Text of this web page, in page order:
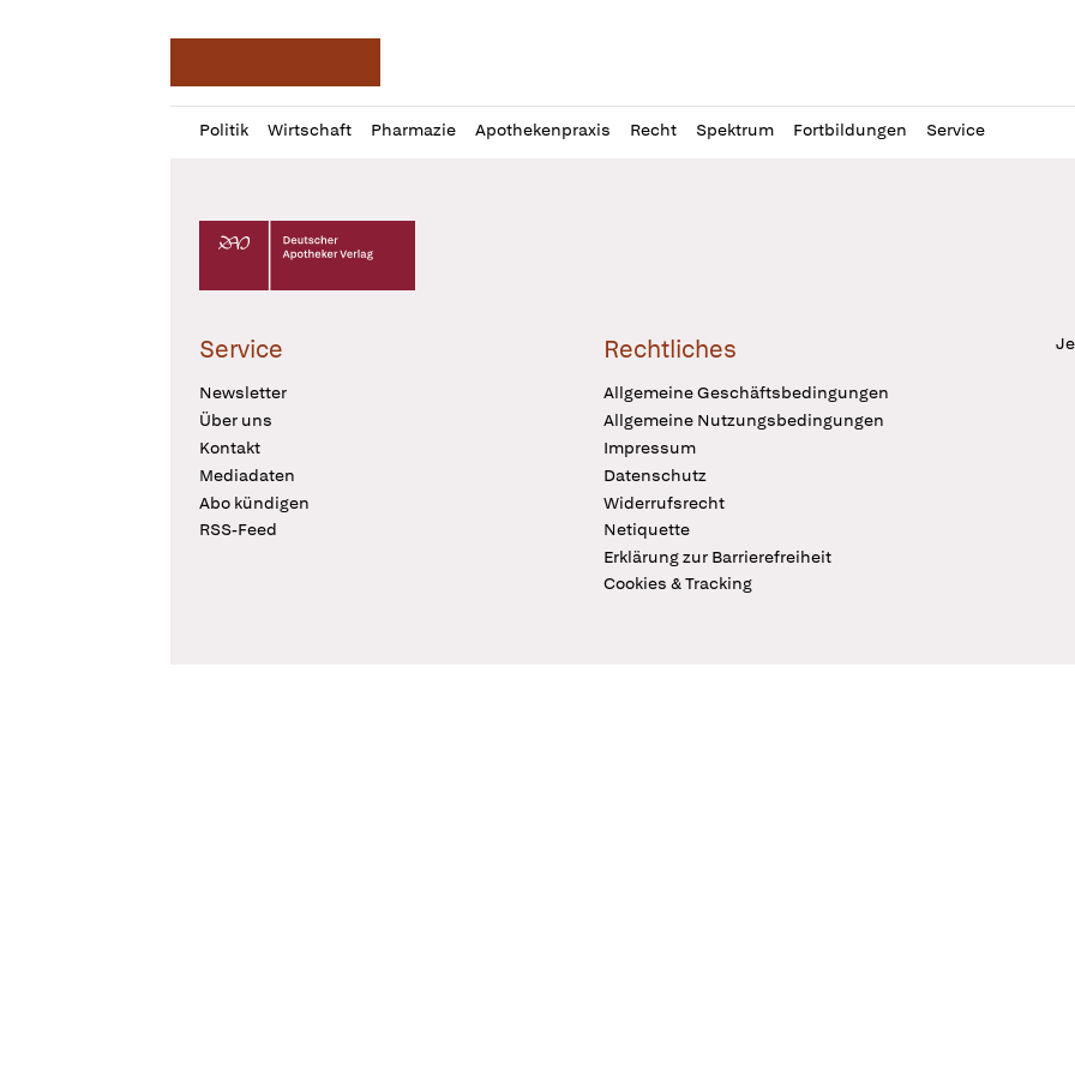
Politik Wirtschaft Pharmazie Apothekenpraxis Recht Spektrum Fortbildungen Service
Profil
öffnen
Daz
Pur
Deutscher Apotheker Verlag Logo
Service
Newsletter
Über uns
Kontakt
Mediadaten
Abo kündigen
RSS-Feed
Rechtliches
Allgemeine Geschäftsbedingungen
Allgemeine Nutzungsbedingungen
Impressum
Datenschutz
Widerrufsrecht
Netiquette
Erklärung zur Barrierefreiheit
Cookies & Tracking